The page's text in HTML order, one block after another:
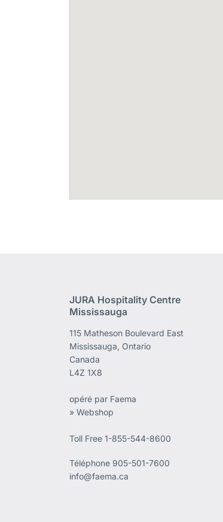
JURA Hospitality Centre
Mississauga
115 Matheson Boulevard East
Mississauga, Ontario
Canada
L4Z 1X8
opéré par Faema
» Webshop
Toll Free 1-855-544-8600
Téléphone 905-501-7600
info@faema.ca